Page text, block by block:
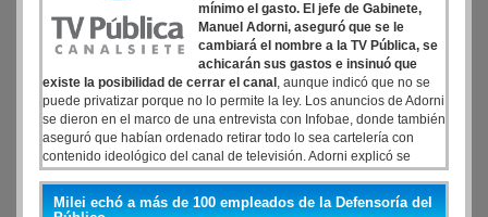
mínimo el gasto. El jefe de Gabinete,
Manuel Adorni, aseguró que se le
cambiará el nombre a la TV Pública, se
achicarán sus gastos e insinuó que
existe la posibilidad de cerrar el canal , aunque indicó que no se
puede privatizar porque no lo permite la ley. Los anuncios de Adorni
se dieron en el marco de una entrevista con Infobae, donde también
aseguró que habían ordenado retirar todo lo sea cartelería con
contenido ideológico del canal de televisión. Adorni explicó se
busca achicar al máximo a los medios públicos
Milei echó a más de 100 empleados de la Defensoría del